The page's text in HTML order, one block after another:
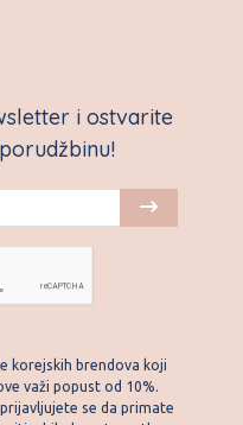
i ostvarite
korejskih brendova koji
važi popust od 10%.
se da primate